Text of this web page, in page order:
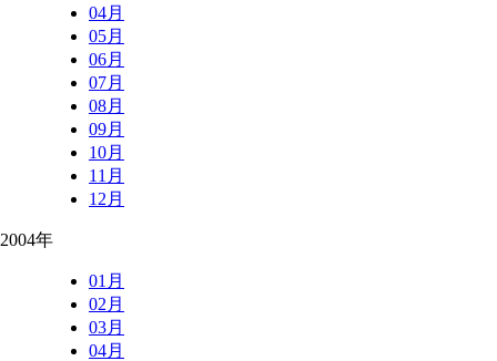
04月
05月
06月
07月
08月
09月
10月
11月
12月
2004年
01月
02月
03月
04月